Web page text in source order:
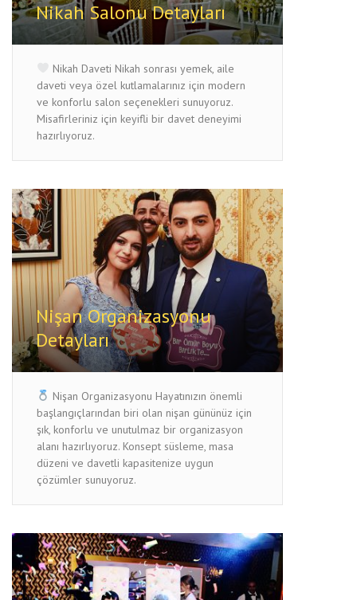
Nikah Salonu Detayları
Nikah Daveti Nikah sonrası yemek, aile
daveti veya özel kutlamalarınız için modern
ve konforlu salon seçenekleri sunuyoruz.
Misafirleriniz için keyifli bir davet deneyimi
hazırlıyoruz.
Nişan Organizasyonu
Detayları
Nişan Organizasyonu Hayatınızın önemli
başlangıçlarından biri olan nişan gününüz için
şık, konforlu ve unutulmaz bir organizasyon
alanı hazırlıyoruz. Konsept süsleme, masa
düzeni ve davetli kapasitenize uygun
çözümler sunuyoruz.